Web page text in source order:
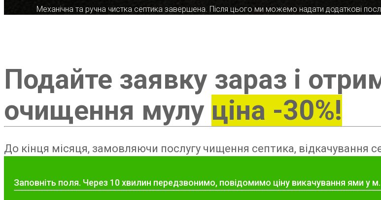
Механічна та ручна чистка септика завершена. Після цього ми можемо надати додаткові
Подайте заявку зараз і
очищення мулу ціна -30%!
До кінця місяця, замовляючи послугу чищення септика, відкачування
Заповніть поля. Через 10 хвилин передзвонимо, повідомимо ціну викачування ями у